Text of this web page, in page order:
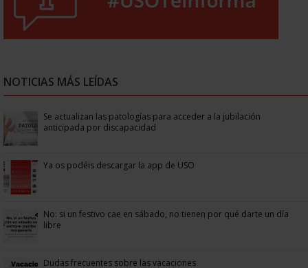
NOTICIAS MÁS LEÍDAS
Se actualizan las patologías para acceder a la jubilación
anticipada por discapacidad
Ya os podéis descargar la app de USO
No: si un festivo cae en sábado, no tienen por qué darte un día
libre
Dudas frecuentes sobre las vacaciones